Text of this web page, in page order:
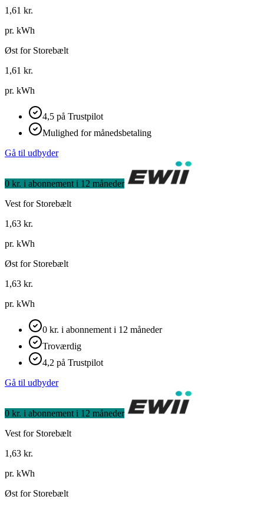
1,61 kr.
pr. kWh
Øst for Storebælt
1,61 kr.
pr. kWh
4,5 på Trustpilot
Mulighed for månedsbetaling
Gå til udbyder
0 kr. i abonnement i 12 måneder
Vest for Storebælt
1,63 kr.
pr. kWh
Øst for Storebælt
1,63 kr.
pr. kWh
0 kr. i abonnement i 12 måneder
Troværdig
4,2 på Trustpilot
Gå til udbyder
0 kr. i abonnement i 12 måneder
Vest for Storebælt
1,63 kr.
pr. kWh
Øst for Storebælt